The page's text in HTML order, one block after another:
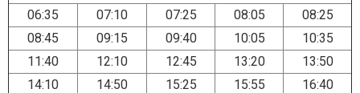
06:35
07:10 07:25 08:05
08:25
08:45
09:15 09:40 10:05
10:35
11:40
12:10 12:45 13:20
13:50
14:10
14:50 15:25 15:55
16:40